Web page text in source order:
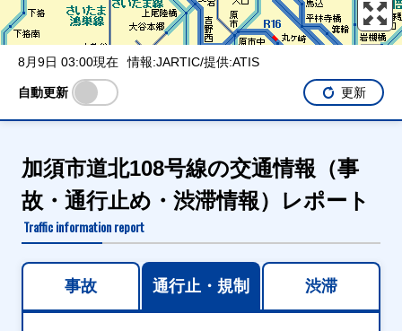
8月9日 03:00現在 情報:JARTIC/提供:ATIS
自動更新 更新
加須市道北108号線の交通情報（事
故・通行止め・渋滞情報）レポート
Traffic information report
事故 通行止・規制 渋滞